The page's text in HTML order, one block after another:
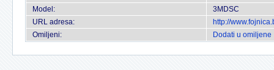
Model:
3MDSC
URL adresa:
http://
Omiljeni:
Dodati u omiljene